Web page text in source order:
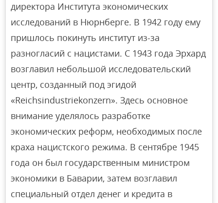
директора Института экономических
исследований в Нюрнберге. В 1942 году ему
пришлось покинуть институт из-за
разногласий с нацистами. С 1943 года Эрхард
возглавил небольшой исследовательский
центр, созданный под эгидой
«Reichsindustriekonzern». Здесь основное
внимание уделялось разработке
экономических реформ, необходимых после
краха нацистского режима. В сентябре 1945
года он был государственным министром
экономики в Баварии, затем возглавил
специальный отдел денег и кредита в